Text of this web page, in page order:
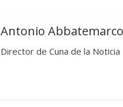
Antonio Abbatemarco
Director de Cuna de la Noticia